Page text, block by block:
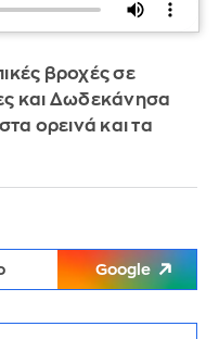
βροχές σε
και Δωδεκάνησα
ορεινά και τα
Google